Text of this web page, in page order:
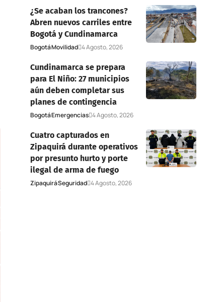
¿Se acaban los trancones?
Abren nuevos carriles entre
Bogotá y Cundinamarca
BogotáMovilidad 4 Agosto, 2026
Cundinamarca se prepara
para El Niño: 27 municipios
aún deben completar sus
planes de contingencia
BogotáEmergencias 4 Agosto, 2026
Cuatro capturados en
Zipaquirá durante operativos
por presunto hurto y porte
ilegal de arma de fuego
ZipaquiráSeguridad 4 Agosto, 2026